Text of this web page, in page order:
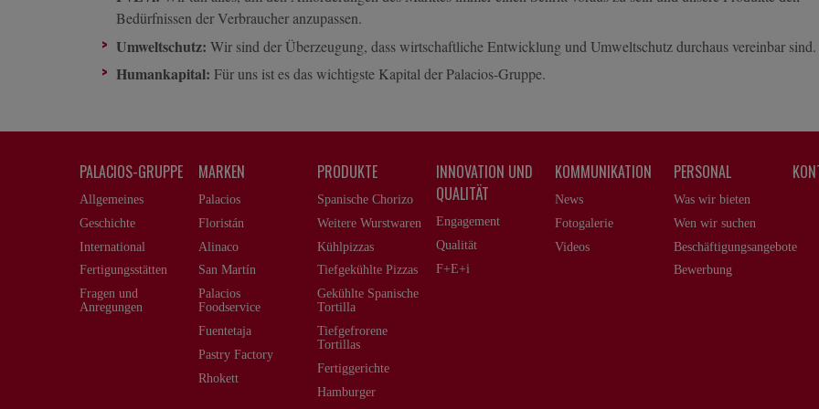
Bedürfnissen der Verbraucher anzupassen.
Umweltschutz: Wir sind der Überzeugung, dass wirtschaftliche Entwicklung und Umweltschutz durchaus vereinbar sind.
Humankapital: Für uns ist es das wichtigste Kapital der Palacios-Gruppe.
PALACIOS-GRUPPE
Allgemeines
Geschichte
International
Fertigungsstätten
Fragen und
Anregungen
MARKEN
Palacios
Floristán
Alinaco
San Martín
Palacios
Foodservice
Fuentetaja
Pastry Factory
Rhokett
PRODUKTE
Spanische Chorizo
Weitere Wurstwaren
Kühlpizzas
Tiefgekühlte Pizzas
Gekühlte Spanische
Tortilla
Tiefgefrorene
Tortillas
Fertiggerichte
Hamburger
INNOVATION UND
QUALITÄT
Engagement
Qualität
F+E+i
KOMMUNIKATION
News
Fotogalerie
Videos
PERSONAL
Was wir bieten
Wen wir suchen
Beschäftigungsangebote
Bewerbung